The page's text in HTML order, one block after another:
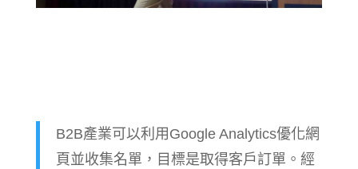
B2B產業可以利用Google Analytics優化網
頁並收集名單，目標是取得客戶訂單。經